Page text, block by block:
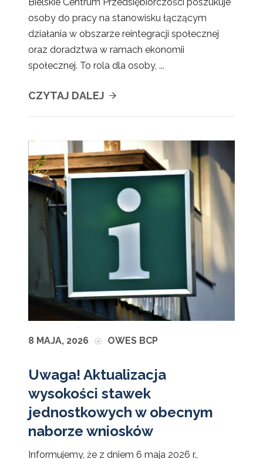
osoby do pracy na stanowisku łączącym
działania w obszarze reintegracji społecznej
oraz doradztwa w ramach ekonomii
społecznej. To rola dla osoby, ...
CZYTAJ DALEJ
8 MAJA, 2026 OWES BCP
Uwaga! Aktualizacja
wysokości stawek
jednostkowych w obecnym
naborze wniosków
Informujemy, że z dniem 6 maja 2026 r.,